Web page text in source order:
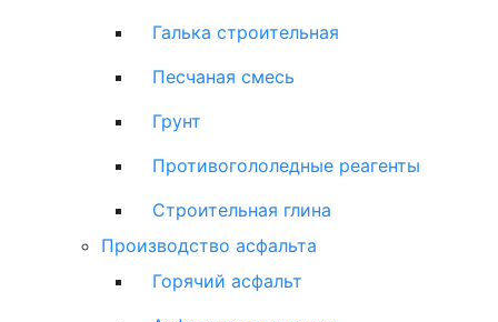
Галька строительная
Песчаная смесь
Грунт
Противогололедные реагенты
Строительная глина
Производство асфальта
Горячий асфальт